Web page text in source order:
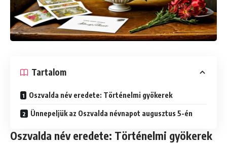
Tartalom
Oszvalda név eredete: Történelmi gyökerek
Ünnepeljük az Oszvalda névnapot augusztus 5-én
Oszvalda név eredete: Történelmi gyökerek